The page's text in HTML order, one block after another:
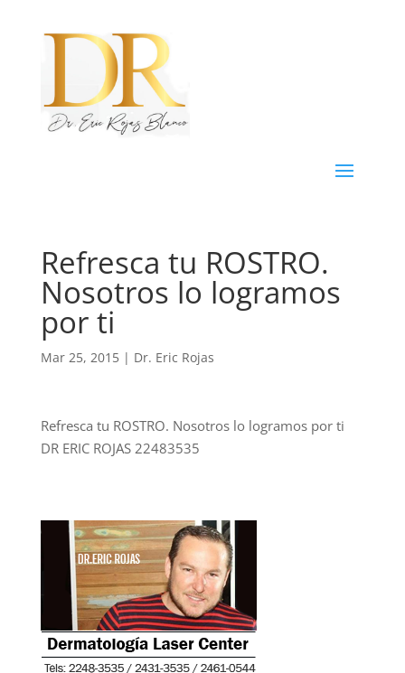
Refresca tu ROSTRO.
Nosotros lo logramos
por ti
Mar 25, 2015| Dr. Eric Rojas
Refresca tu ROSTRO. Nosotros lo logramos por ti
DR ERIC ROJAS 22483535